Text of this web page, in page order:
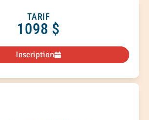
TARIF
1098 $
Inscription